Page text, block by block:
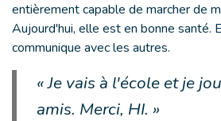
entièrement capable de marcher de
Aujourd'hui, elle est en bonne santé.
communique avec les autres.
« Je vais à l'école et je
amis. Merci, HI. »